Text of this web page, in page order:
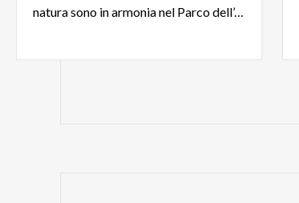
natura sono in armonia nel Parco dell’Adda Nord